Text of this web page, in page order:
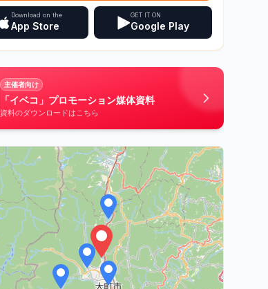
Download on the
App Store
GET IT ON
Google Play
主催者向け
「イベコ」プロモーション媒体資料
資料のダウンロードはこちら